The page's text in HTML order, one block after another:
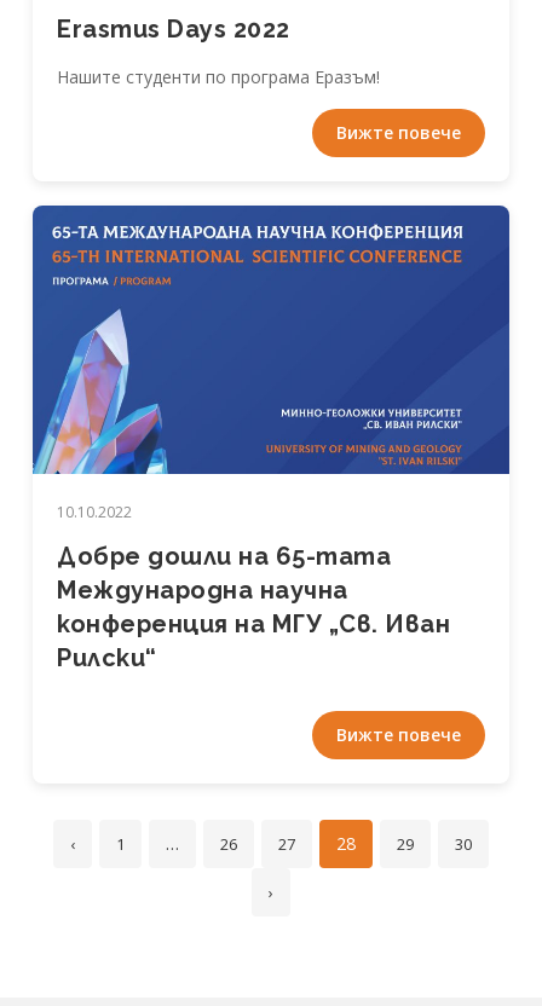
Erasmus Days 2022
Нашите студенти по програма Еразъм!
Вижте повече
10.10.2022
Добре дошли на 65-тата
Международна научна
конференция на МГУ „Св. Иван
Рилски“
Вижте повече
‹ 1 … 26 27 28 29 30
›